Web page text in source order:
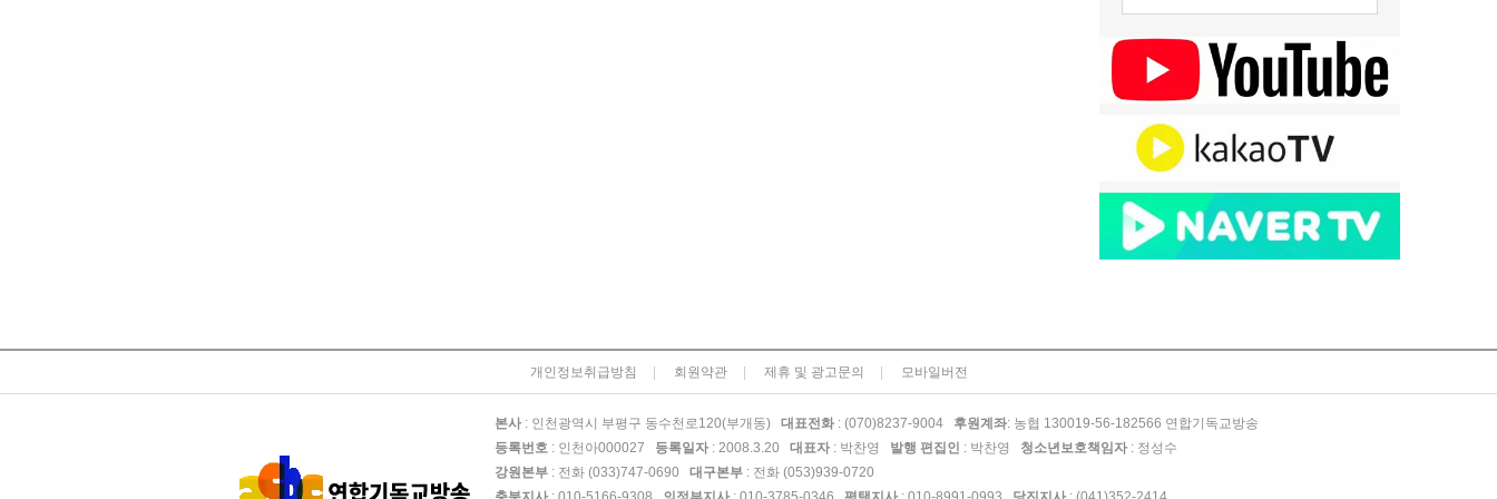
개인정보취급방침 회원약관 제휴 및 광고문의 모바일버전
본사 : 인천광역시 부평구 동수천로120(부개동) 대표전화 : (070)8237-9004 후원계좌: 농협 130019-56-182566 연합기독교방송
등록번호 : 인천아000027 등록일자 : 2008.3.20 대표자 : 박찬영 발행 편집인 : 박찬영 청소년보호책임자 : 정성수
강원본부 : 전화 (033)747-0690 대구본부 : 전화 (053)939-0720